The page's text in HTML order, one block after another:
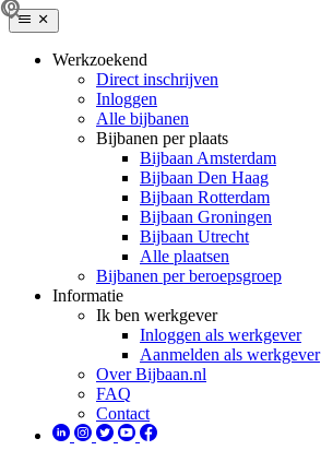
Werkzoekend
Direct inschrijven
Inloggen
Alle bijbanen
Bijbanen per plaats
Bijbaan Amsterdam
Bijbaan Den Haag
Bijbaan Rotterdam
Bijbaan Groningen
Bijbaan Utrecht
Alle plaatsen
Bijbanen per beroepsgroep
Informatie
Ik ben werkgever
Inloggen als werkgever
Aanmelden als werkgever
Over Bijbaan.nl
FAQ
Contact